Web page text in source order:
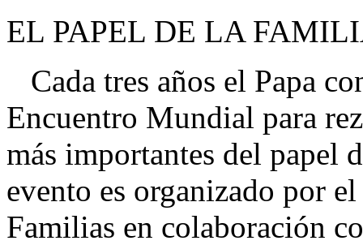
EL PAPEL DE LA
Cada tres años el Papa
Encuentro Mundial para
más importantes del papel
evento es organizado por
Familias en colaboración